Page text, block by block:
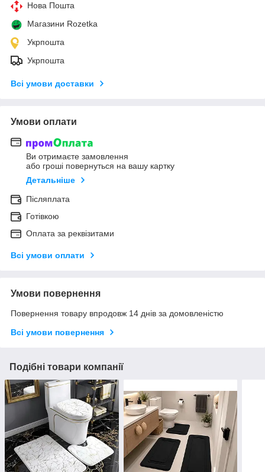
Нова Пошта
Магазини Rozetka
Укрпошта
Укрпошта
Всі умови доставки
Умови оплати
Ви отримаєте замовлення
або гроші повернуться на вашу картку
Детальніше
Післяплата
Готівкою
Оплата за реквізитами
Всі умови оплати
Умови повернення
Повернення товару впродовж 14 днів за домовленістю
Всі умови повернення
Подібні товари компанії